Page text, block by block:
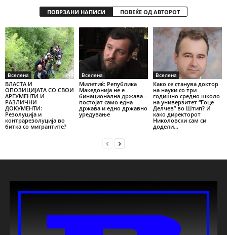
ПОВРЗАНИ НАПИСИ ПОВЕЌЕ ОД АВТОРОТ
Вселена
ВЛАСТА И
ОПОЗИЦИЈАТА СО СВОИ
АРГУМЕНТИ И
РАЗЛИЧНИ
ДОКУМЕНТИ:
Резолуција и
контрарезолуција во
битка со мигрантите?
Вселена
Милетиќ: Република
Македонија не е
бинационална држава –
постојат само една
држава и едно државно
уредување
Вселена
Како се станува доктор
на науки со три
годишно средно школо
на универзитет “Гоце
Делчев” во Штип? И
како директорот
Николовски сам си
додели...